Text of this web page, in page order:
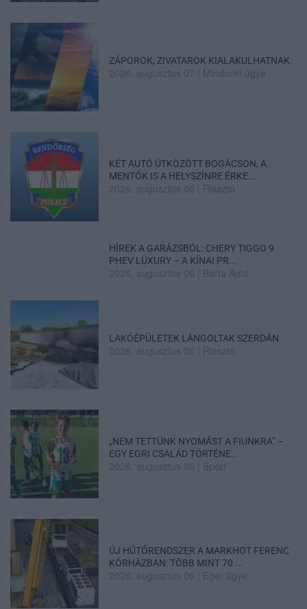
ZÁPOROK, ZIVATAROK KIALAKULHATNAK
2026. augusztus 07 Mindenki ügye
KÉT AUTÓ ÜTKÖZÖTT BOGÁCSON, A
MENTŐK IS A HELYSZÍNRE ÉRKE...
2026. augusztus 06 Riasztó
HÍREK A GARÁZSBÓL: CHERY TIGGO 9
PHEV LUXURY – A KÍNAI PR...
2026. augusztus 06 Barta Autó
LAKÓÉPÜLETEK LÁNGOLTAK SZERDÁN
2026. augusztus 06 Riasztó
„NEM TETTÜNK NYOMÁST A FIUNKRA” –
EGY EGRI CSALÁD TÖRTÉNE...
2026. augusztus 06 Sport
ÚJ HŰTŐRENDSZER A MARKHOT FERENC
KÓRHÁZBAN: TÖBB MINT 70 ...
2026. augusztus 06 Eger ügye